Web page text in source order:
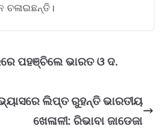
ଚଳାଇଛନ୍ତି।
ପହଞ୍ଚିଲେ ଭାରତ ଓ ଦ.
ଲିପ୍ତ ରୁହନ୍ତି ଭାରତୀୟ
ଖେଳାଳୀ: ରିଭାବା ଜାଡେଜା